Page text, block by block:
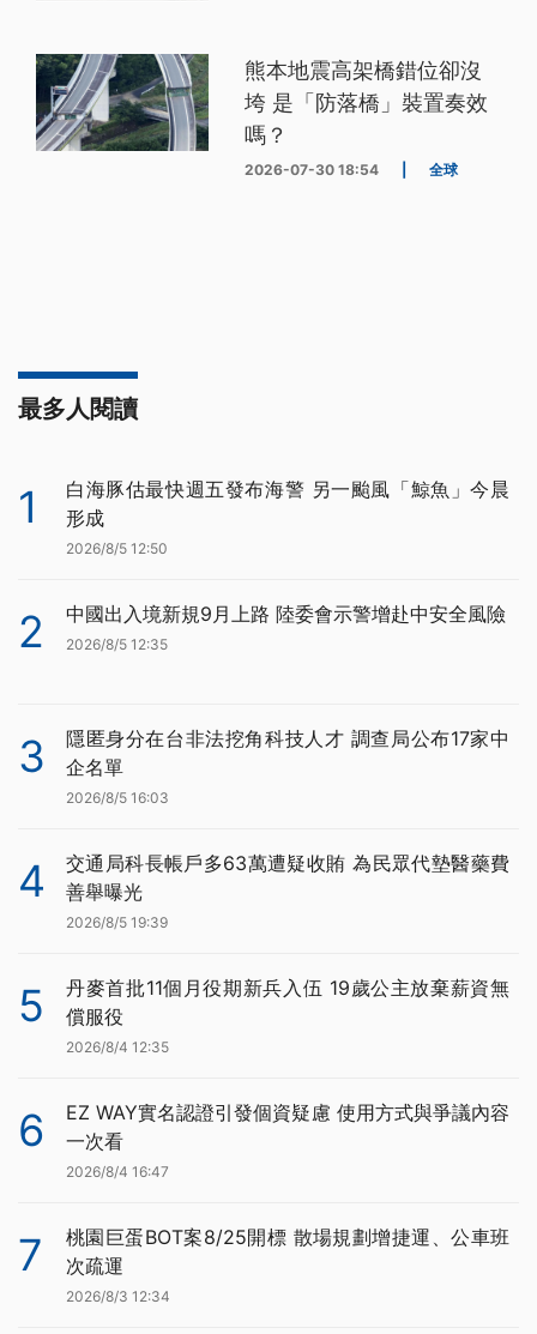
熊本地震高架橋錯位卻沒
垮 是「防落橋」裝置奏效
嗎？
2026-07-30 18:54 全球
最多人閱讀
1
白海豚估最快週五發布海警 另一颱風「鯨魚」今晨
形成
2026/8/5 12:50
2 中國出入境新規9月上路 陸委會示警增赴中安全風險
2026/8/5 12:35
3
隱匿身分在台非法挖角科技人才 調查局公布17家中
企名單
2026/8/5 16:03
4
交通局科長帳戶多63萬遭疑收賄 為民眾代墊醫藥費
善舉曝光
2026/8/5 19:39
5
丹麥首批11個月役期新兵入伍 19歲公主放棄薪資無
償服役
2026/8/4 12:35
6
EZ WAY實名認證引發個資疑慮 使用方式與爭議內容
一次看
2026/8/4 16:47
7
桃園巨蛋BOT案8/25開標 散場規劃增捷運、公車班
次疏運
2026/8/3 12:34